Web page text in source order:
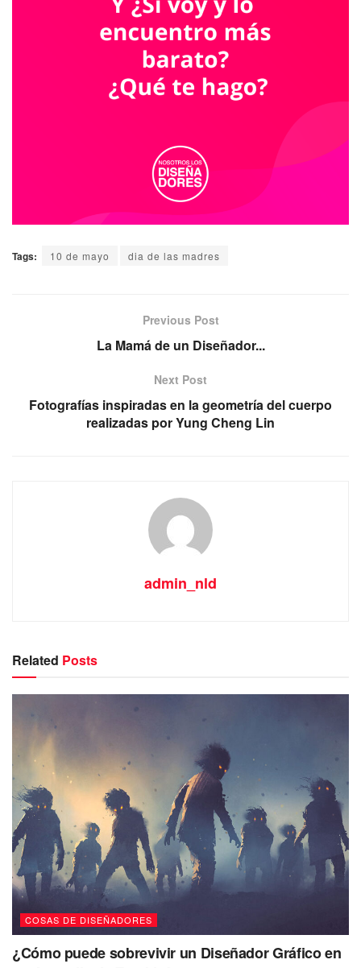
Tags: 10 de mayo dia de las madres
Previous Post
La Mamá de un Diseñador...
Next Post
Fotografías inspiradas en la geometría del cuerpo
realizadas por Yung Cheng Lin
admin_nld
Related Posts
COSAS DE DISEÑADORES
¿Cómo puede sobrevivir un Diseñador Gráfico en